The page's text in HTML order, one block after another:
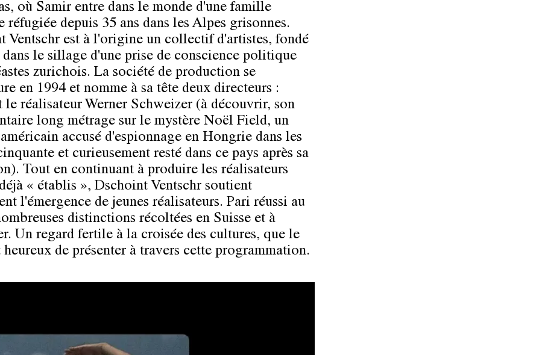
où Samir entre dans le monde d'une famille
réfugiée depuis 35 ans dans les Alpes grisonnes.
Ventschr est à l'origine un collectif d'artistes, fondé
dans le sillage d'une prise de conscience politique
zurichois. La société de production se
en 1994 et nomme à sa tête deux directeurs :
le réalisateur Werner Schweizer (à découvrir, son
long métrage sur le mystère Noël Field, un
accusé d'espionnage en Hongrie dans les
et curieusement resté dans ce pays après sa
Tout en continuant à produire les réalisateurs
« établis », Dschoint Ventschr soutient
l'émergence de jeunes réalisateurs. Pari réussi au
distinctions récoltées en Suisse et à
Un regard fertile à la croisée des cultures, que le
heureux de présenter à travers cette programmation.